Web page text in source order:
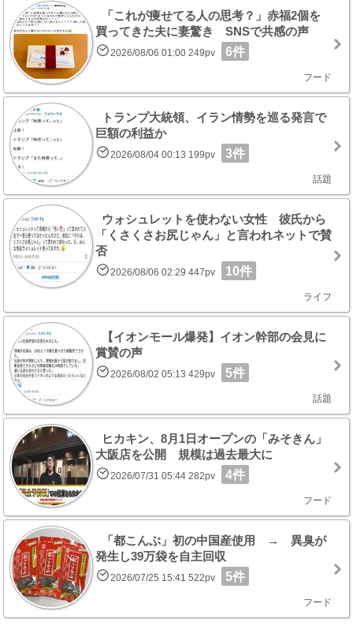
「これが痩せてる人の思考？」赤福2個を
買ってきた夫に妻驚き SNSで共感の声
2026/08/06 01:00 249pv 6件
フード
トランプ大統領、イラン情勢を巡る発言で
巨額の利益か
2026/08/04 00:13 199pv 3件
話題
ウォシュレットを使わない女性 彼氏から
「くさくさお尻じゃん」と言われネットで賛
否
2026/08/06 02:29 447pv 10件
ライフ
【イオンモール爆発】イオン幹部の会見に
賞賛の声
2026/08/02 05:13 429pv 5件
話題
ヒカキン、8月1日オープンの「みそきん」
大阪店を公開 規模は過去最大に
2026/07/31 05:44 282pv 4件
フード
「都こんぶ」初の中国産使用 → 異臭が
発生し39万袋を自主回収
2026/07/25 15:41 522pv 5件
フード